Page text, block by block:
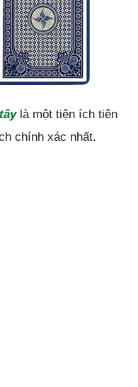
là một tiện ích tiên
chính xác nhất.